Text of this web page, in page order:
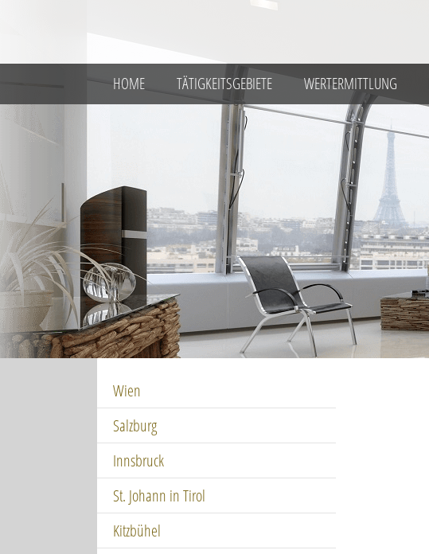
HOME TÄTIGKEITSGEBIETE WERTERMITTLUNG
Wien
Salzburg
Innsbruck
St. Johann in Tirol
Kitzbühel